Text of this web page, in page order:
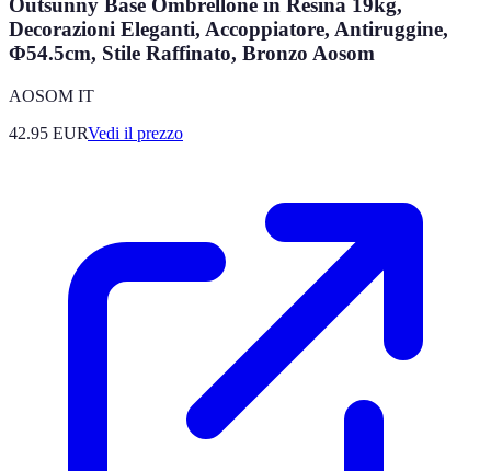
Outsunny Base Ombrellone in Resina 19kg,
Decorazioni Eleganti, Accoppiatore, Antiruggine,
Φ54.5cm, Stile Raffinato, Bronzo Aosom
AOSOM IT
42.95 EURVedi il prezzo